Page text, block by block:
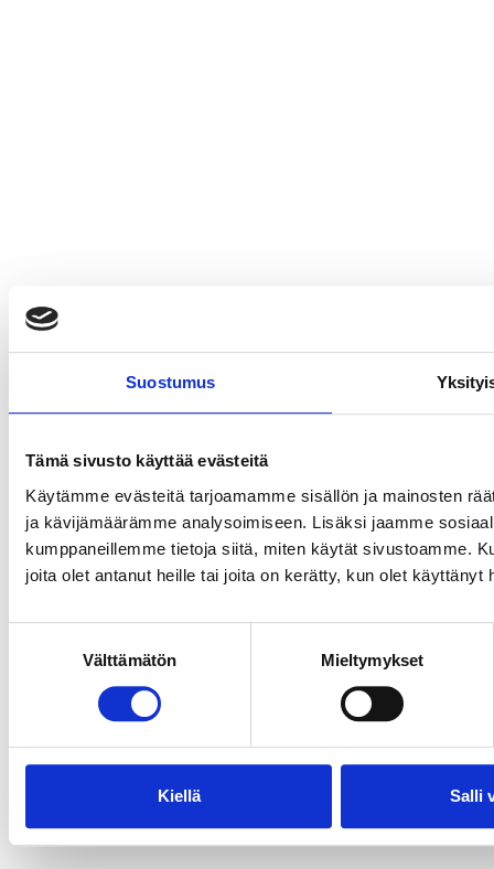
Suostumus
Tämä sivusto käyttää evästeitä
Käytämme evästeitä tarjoamamme sisällön ja mainosten
ja kävijämäärämme analysoimiseen. Lisäksi jaamme
kumppaneillemme tietoja siitä, miten käytät sivustoamme.
joita olet antanut heille tai joita on kerätty, kun olet käyttänyt
Välttämätön Mieltymykset
Kiellä Salli